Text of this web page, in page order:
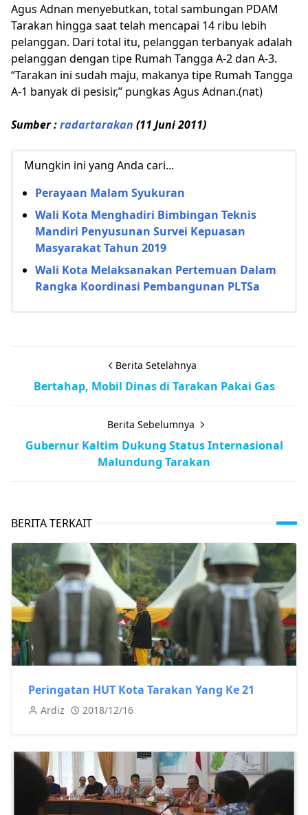
Agus Adnan menyebutkan, total sambungan PDAM
Tarakan hingga saat telah mencapai 14 ribu lebih
pelanggan. Dari total itu, pelanggan terbanyak adalah
pelanggan dengan tipe Rumah Tangga A-2 dan A-3.
“Tarakan ini sudah maju, makanya tipe Rumah Tangga
A-1 banyak di pesisir,” pungkas Agus Adnan.(nat)
Sumber :radartarakan (11 Juni 2011)
Mungkin ini yang Anda cari...
Perayaan Malam Syukuran
Wali Kota Menghadiri Bimbingan Teknis
Mandiri Penyusunan Survei Kepuasan
Masyarakat Tahun 2019
Wali Kota Melaksanakan Pertemuan Dalam
Rangka Koordinasi Pembangunan PLTSa
Berita Setelahnya
Bertahap, Mobil Dinas di Tarakan Pakai Gas
Berita Sebelumnya
Gubernur Kaltim Dukung Status Internasional
Malundung Tarakan
BERITA TERKAIT
Peringatan HUT Kota Tarakan Yang Ke 21
Ardiz 2018/12/16